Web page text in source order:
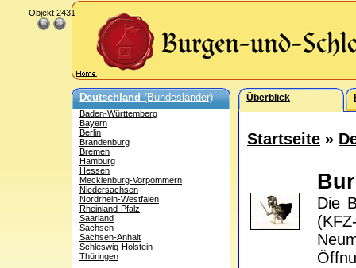
Deutschland(Bundesländer)
Baden-Württemberg
Bayern
Berlin
Brandenburg
Bremen
Hamburg
Hessen
Mecklenburg-Vorpommern
Niedersachsen
Nordrhein-Westfalen
Rheinland-Pfalz
Saarland
Sachsen
Sachsen-Anhalt
Schleswig-Holstein
Thüringen
Überblick
Startseite »
Die
Objekt 2431